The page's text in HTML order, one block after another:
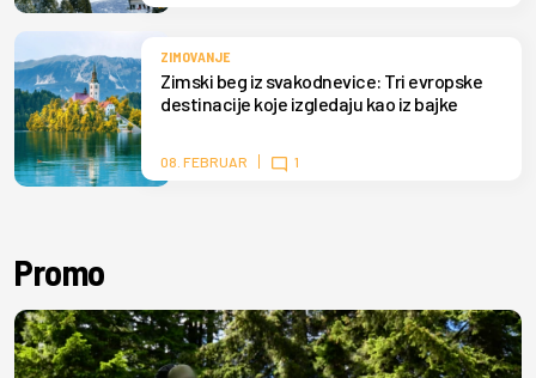
ZIMOVANJE
Zimski beg iz svakodnevice: Tri evropske
destinacije koje izgledaju kao iz bajke
08. FEBRUAR 1
Promo